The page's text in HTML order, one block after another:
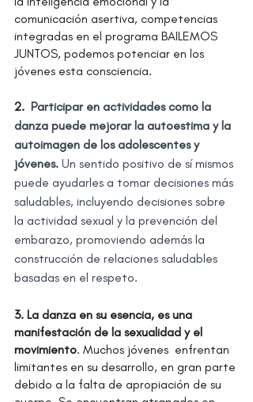
comunicación asertiva, competencias
integradas en el programa BAILEMOS
JUNTOS, podemos potenciar en los
jóvenes esta consciencia.
2. Participar en actividades como la
danza puede mejorar la autoestima y la
autoimagen de los adolescentes y
jóvenes. Un sentido positivo de sí mismos
puede ayudarles a tomar decisiones más
saludables, incluyendo decisiones sobre
la actividad sexual y la prevención del
embarazo, promoviendo además la
construcción de relaciones saludables
basadas en el respeto.
3. La danza en su esencia, es una
manifestación de la sexualidad y el
movimiento. Muchos jóvenes  enfrentan
limitantes en su desarrollo, en gran parte
debido a la falta de apropiación de su